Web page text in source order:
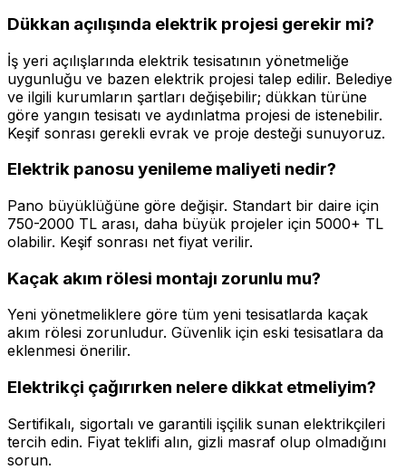
Dükkan açılışında elektrik projesi gerekir mi?
İş yeri açılışlarında elektrik tesisatının yönetmeliğe
uygunluğu ve bazen elektrik projesi talep edilir. Belediye
ve ilgili kurumların şartları değişebilir; dükkan türüne
göre yangın tesisatı ve aydınlatma projesi de istenebilir.
Keşif sonrası gerekli evrak ve proje desteği sunuyoruz.
Elektrik panosu yenileme maliyeti nedir?
Pano büyüklüğüne göre değişir. Standart bir daire için
750-2000 TL arası, daha büyük projeler için 5000+ TL
olabilir. Keşif sonrası net fiyat verilir.
Kaçak akım rölesi montajı zorunlu mu?
Yeni yönetmeliklere göre tüm yeni tesisatlarda kaçak
akım rölesi zorunludur. Güvenlik için eski tesisatlara da
eklenmesi önerilir.
Elektrikçi çağırırken nelere dikkat etmeliyim?
Sertifikalı, sigortalı ve garantili işçilik sunan elektrikçileri
tercih edin. Fiyat teklifi alın, gizli masraf olup olmadığını
sorun.